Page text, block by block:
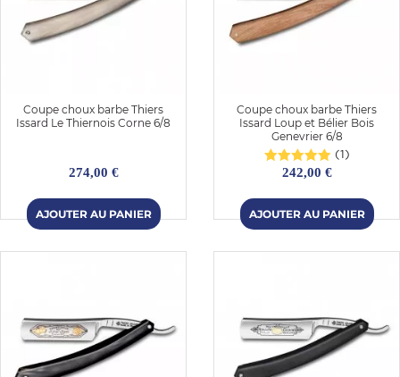
Coupe choux barbe Thiers
Issard Le Thiernois Corne 6/8
274,00 €
Coupe choux barbe Thiers
Issard Loup et Bélier Bois
Genevrier 6/8
(1)
242,00 €